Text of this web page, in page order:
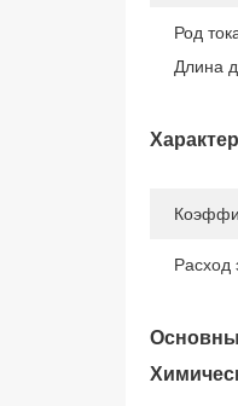
Род
Длина
Расход
О